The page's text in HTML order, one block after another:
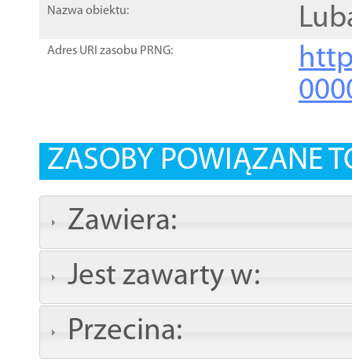
Nazwa obiektu:
Adres URI zasobu PRNG:
ZASOBY POWIĄZANE
Zawiera:
Jest zawarty w:
Przecina: